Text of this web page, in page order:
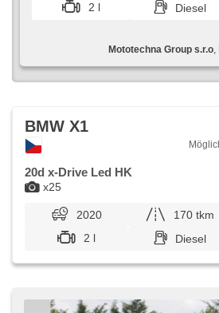
2 l
Diesel
Mototechna Group s.r.o
x25
BMW X1
20d x-Drive Led HK
2020 170 tkm
2 l
Diesel